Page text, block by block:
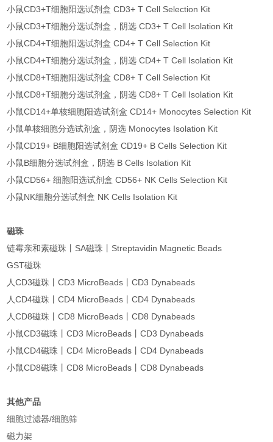
小鼠CD3+T细胞阳选试剂盒 CD3+ T Cell Selection Kit
小鼠CD3+T细胞分选试剂盒，阴选 CD3+ T Cell Isolation Kit
小鼠CD4+T细胞阳选试剂盒 CD4+ T Cell Selection Kit
小鼠CD4+T细胞分选试剂盒，阴选 CD4+ T Cell Isolation Kit
小鼠CD8+T细胞阳选试剂盒 CD8+ T Cell Selection Kit
小鼠CD8+T细胞分选试剂盒，阴选 CD8+ T Cell Isolation Kit
小鼠CD14+单核细胞阳选试剂盒 CD14+ Monocytes Selection Kit
小鼠单核细胞分选试剂盒，阴选 Monocytes Isolation Kit
小鼠CD19+ B细胞阳选试剂盒 CD19+ B Cells Selection Kit
小鼠B细胞分选试剂盒，阴选 B Cells Isolation Kit
小鼠CD56+ 细胞阳选试剂盒 CD56+ NK Cells Selection Kit
小鼠NK细胞分选试剂盒 NK Cells Isolation Kit
磁珠
链霉亲和素磁珠丨SA磁珠丨Streptavidin Magnetic Beads
GST磁珠
人CD3磁珠丨CD3 MicroBeads丨CD3 Dynabeads
人CD4磁珠丨CD4 MicroBeads丨CD4 Dynabeads
人CD8磁珠丨CD8 MicroBeads丨CD8 Dynabeads
小鼠CD3磁珠丨CD3 MicroBeads丨CD3 Dynabeads
小鼠CD4磁珠丨CD4 MicroBeads丨CD4 Dynabeads
小鼠CD8磁珠丨CD8 MicroBeads丨CD8 Dynabeads
其他产品
细胞过滤器/细胞筛
磁力架